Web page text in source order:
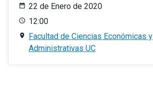
22 de Enero de 2020
12:00
Facultad de Ciencias Económicas y
Administrativas UC